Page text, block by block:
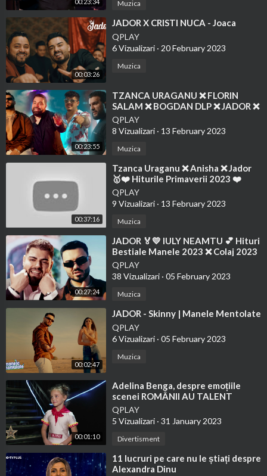
t pe Andy la dans in camera rosie!
Puterea dragostei (18.05.2019) - Gala 26 Editie COMPLETA
ttp://bit.ly/2NFjhGL
Muzica
00:03:26
⁣JADOR X CRISTI NUCA - Joaca
QPLAY
6 Vizualizari · 20 February 2023
Muzica
00:23:55
⁣TZANCA URAGANU ❌ FLORIN
SALAM ❌ BOGDAN DLP ❌ JADOR ❌
HITURI NOI MANELE 2023 ❌ TOP
MANELE
QPLAY
8 Vizualizari · 13 February 2023
Muzica
00:37:16
⁣Tzanca Uraganu ❌ Anisha ❌ Jador
🥇❤️ Hiturile Primaverii 2023 ❤️
Colaj Fortza Manele 2023
QPLAY
9 Vizualizari · 13 February 2023
Muzica
00:27:24
⁣JADOR 🏅💛 IULY NEAMTU 💕 Hituri
Bestiale Manele 2023 ❌ Colaj 2023
QPLAY
38 Vizualizari · 05 February 2023
Muzica
00:02:47
⁣JADOR - Skinny | Manele Mentolate
QPLAY
6 Vizualizari · 05 February 2023
Muzica
00:01:10
⁣Adelina Benga, despre emoțiile
scenei ROMÂNII AU TALENT
QPLAY
5 Vizualizari · 31 January 2023
Divertisment
⁣11 lucruri pe care nu le știați despre
Alexandra Dinu